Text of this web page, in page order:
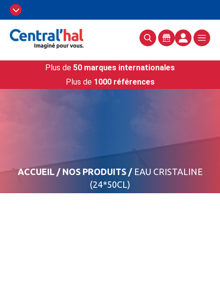
Plus de 50 marques internationales
Plus de 1000 références
ACCUEIL/ NOS PRODUITS/ EAU CRISTALINE
(24*50CL)